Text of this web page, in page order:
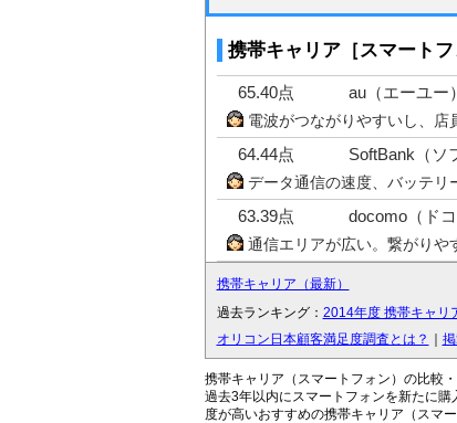
携帯キャリア［スマートフ
65.40点 au（エーユー）
電波がつながりやすいし、店
64.44点 SoftBank（ソ
データ通信の速度、バッテリ
63.39点 docomo（ドコ
通信エリアが広い。繋がりや
携帯キャリア（最新）
過去ランキング： 2014年度 携帯キャリ
オリコン日本顧客満足度調査とは？
携帯キャリア（スマートフォン）の比較
過去3年以内にスマートフォンを新たに
度が高いおすすめの携帯キャリア（スマ